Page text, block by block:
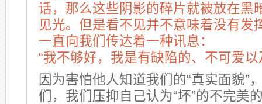
话，那么这些阴影的碎片就被放在黑
见光。但是看不见并不意味着没有发
一直向我们传达着一种讯息：
“我不够好，我是有缺陷的、不可爱
因为害怕他人知道我们的“真实面貌”
们，我们压抑自己认为“坏”的不完美